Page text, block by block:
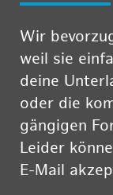
Wir
weil sie
deine
oder die
gängigen
Leider
E-Mail